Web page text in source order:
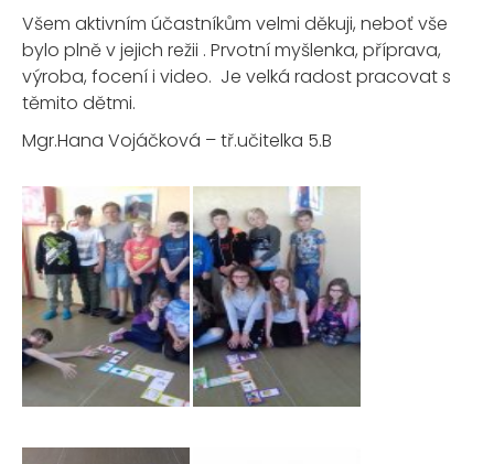
Všem aktivním účastníkům velmi děkuji, neboť vše
bylo plně v jejich režii . Prvotní myšlenka, příprava,
výroba, focení i video. Je velká radost pracovat s
těmito dětmi.
Mgr.Hana Vojáčková – tř.učitelka 5.B